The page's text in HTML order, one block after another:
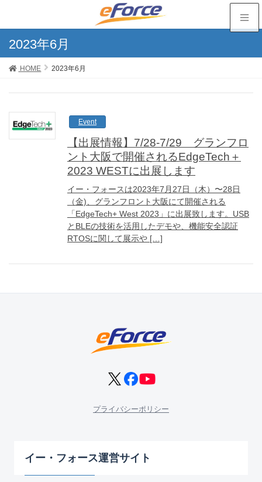
2023年6月
HOME 2023年6月
Event
【出展情報】7/28-7/29 グランフロ
ント大阪で開催されるEdgeTech＋
2023 WESTに出展します
イー・フォースは2023年7月27日（木）〜28日
（金)、グランフロント大阪にて開催される
「EdgeTech+ West 2023」に出展致します。USB
とBLEの技術を活用したデモや、機能安全認証
RTOSに関して展示や […]
プライバシーポリシー
イー・フォース運営サイト